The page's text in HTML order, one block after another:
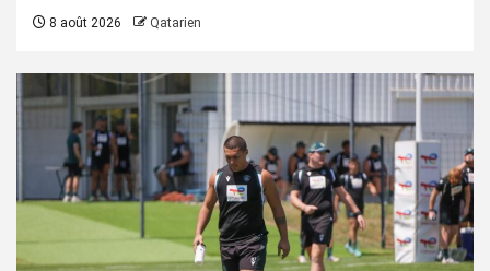
8 août 2026 Qatarien